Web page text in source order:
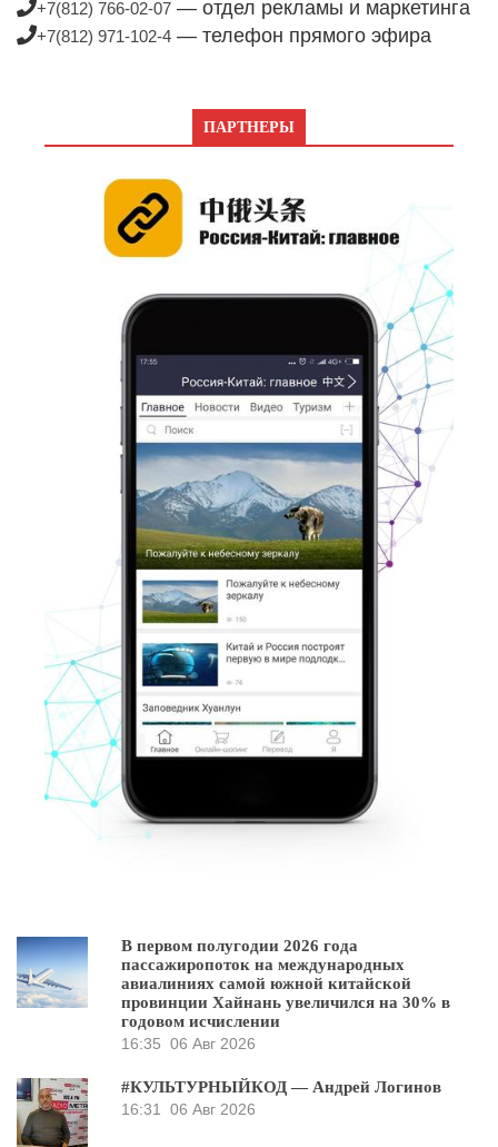
+7(812) 766-02-07 — отдел рекламы и маркетинга
+7(812) 971-102-4 — телефон прямого эфира
ПАРТНЕРЫ
В первом полугодии 2026 года
пассажиропоток на международных
авиалиниях самой южной китайской
провинции Хайнань увеличился на 30% в
годовом исчислении
16:35 06 Авг 2026
#КУЛЬТУРНЫЙКОД — Андрей Логинов
16:31
06 Авг 2026